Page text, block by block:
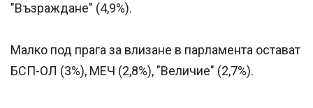
"Възраждане" (4,9%).
Малко под прага за влизане в парламента остават
БСП-ОЛ (3%), МЕЧ (2,8%), "Величие" (2,7%).